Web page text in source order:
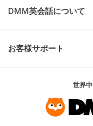
DMM英会話について
お客様サポート
世界